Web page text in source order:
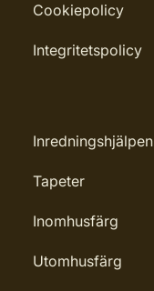
Cookiepolicy
Integritetspolicy
Inredningshjälpen
Tapeter
Inomhusfärg
Utomhusfärg